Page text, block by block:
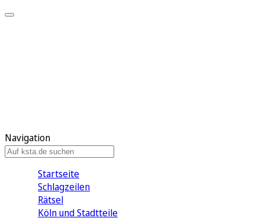
Navigation
Startseite
Schlagzeilen
Rätsel
Köln und Stadtteile